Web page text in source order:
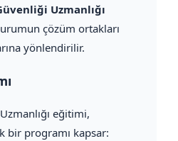
Uzmanlığı
çözüm ortakları
yönlendirilir.
eğitimi,
bir programı kapsar: